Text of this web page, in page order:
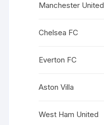
Manchester United
Chelsea FC
Everton FC
Aston Villa
West Ham United